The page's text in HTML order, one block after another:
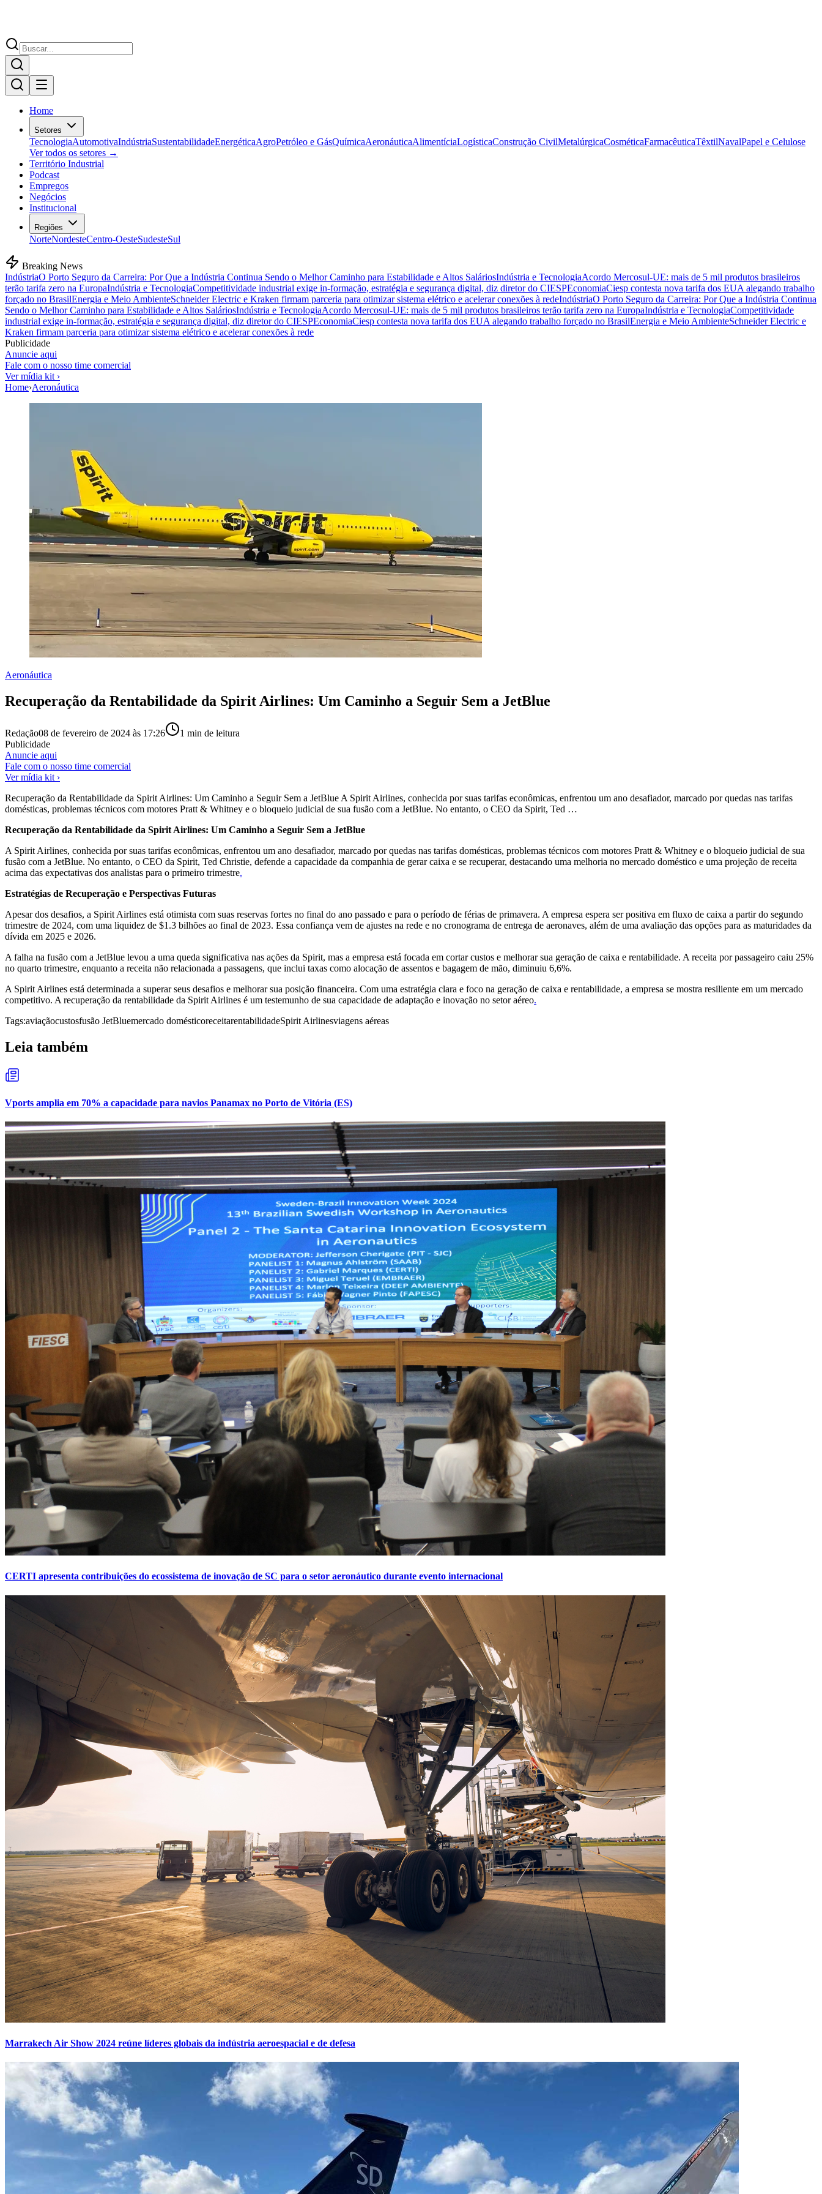
Home
Setores
TecnologiaAutomotivaIndústriaSustentabilidadeEnergéticaAgroPetróleo e GásQuímicaAeronáuticaAlimentíciaLogísticaConstrução CivilMetalúrgicaCosméticaFarmacêuticaTêxtilNavalPapel e Celulose
Ver todos os setores →
Território Industrial
Podcast
Empregos
Negócios
Institucional
Regiões
NorteNordesteCentro-OesteSudesteSul
Breaking News
IndústriaO Porto Seguro da Carreira: Por Que a Indústria Continua Sendo o Melhor Caminho para Estabilidade e Altos SaláriosIndústria e TecnologiaAcordo Mercosul-UE: mais de 5 mil produtos brasileiros
terão tarifa zero na EuropaIndústria e TecnologiaCompetitividade industrial exige in-formação, estratégia e segurança digital, diz diretor do CIESPEconomiaCiesp contesta nova tarifa dos EUA alegando trabalho
forçado no BrasilEnergia e Meio AmbienteSchneider Electric e Kraken firmam parceria para otimizar sistema elétrico e acelerar conexões à redeIndústriaO Porto Seguro da Carreira: Por Que a Indústria Continua
Sendo o Melhor Caminho para Estabilidade e Altos SaláriosIndústria e TecnologiaAcordo Mercosul-UE: mais de 5 mil produtos brasileiros terão tarifa zero na EuropaIndústria e TecnologiaCompetitividade
industrial exige in-formação, estratégia e segurança digital, diz diretor do CIESPEconomiaCiesp contesta nova tarifa dos EUA alegando trabalho forçado no BrasilEnergia e Meio AmbienteSchneider Electric e
Kraken firmam parceria para otimizar sistema elétrico e acelerar conexões à rede
Publicidade
Anuncie aqui
Fale com o nosso time comercial
Ver mídia kit ›
Home›Aeronáutica
Aeronáutica
Recuperação da Rentabilidade da Spirit Airlines: Um Caminho a Seguir Sem a JetBlue
Redação08 de fevereiro de 2024 às 17:26 1 min de leitura
Publicidade
Anuncie aqui
Fale com o nosso time comercial
Ver mídia kit ›
Recuperação da Rentabilidade da Spirit Airlines: Um Caminho a Seguir Sem a JetBlue A Spirit Airlines, conhecida por suas tarifas econômicas, enfrentou um ano desafiador, marcado por quedas nas tarifas
domésticas, problemas técnicos com motores Pratt & Whitney e o bloqueio judicial de sua fusão com a JetBlue. No entanto, o CEO da Spirit, Ted …
Recuperação da Rentabilidade da Spirit Airlines: Um Caminho a Seguir Sem a JetBlue
A Spirit Airlines, conhecida por suas tarifas econômicas, enfrentou um ano desafiador, marcado por quedas nas tarifas domésticas, problemas técnicos com motores Pratt & Whitney e o bloqueio judicial de sua
fusão com a JetBlue. No entanto, o CEO da Spirit, Ted Christie, defende a capacidade da companhia de gerar caixa e se recuperar, destacando uma melhoria no mercado doméstico e uma projeção de receita
acima das expectativas dos analistas para o primeiro trimestre.
Estratégias de Recuperação e Perspectivas Futuras
Apesar dos desafios, a Spirit Airlines está otimista com suas reservas fortes no final do ano passado e para o período de férias de primavera. A empresa espera ser positiva em fluxo de caixa a partir do segundo
trimestre de 2024, com uma liquidez de $1.3 bilhões ao final de 2023. Essa confiança vem de ajustes na rede e no cronograma de entrega de aeronaves, além de uma avaliação das opções para as maturidades da
dívida em 2025 e 2026.
A falha na fusão com a JetBlue levou a uma queda significativa nas ações da Spirit, mas a empresa está focada em cortar custos e melhorar sua geração de caixa e rentabilidade. A receita por passageiro caiu 25%
no quarto trimestre, enquanto a receita não relacionada a passagens, que inclui taxas como alocação de assentos e bagagem de mão, diminuiu 6,6%.
A Spirit Airlines está determinada a superar seus desafios e melhorar sua posição financeira. Com uma estratégia clara e foco na geração de caixa e rentabilidade, a empresa se mostra resiliente em um mercado
competitivo. A recuperação da rentabilidade da Spirit Airlines é um testemunho de sua capacidade de adaptação e inovação no setor aéreo.
Tags:aviaçãocustosfusão JetBluemercado domésticoreceitarentabilidadeSpirit Airlinesviagens aéreas
Leia também
Vports amplia em 70% a capacidade para navios Panamax no Porto de Vitória (ES)
CERTI apresenta contribuições do ecossistema de inovação de SC para o setor aeronáutico durante evento internacional
Marrakech Air Show 2024 reúne líderes globais da indústria aeroespacial e de defesa